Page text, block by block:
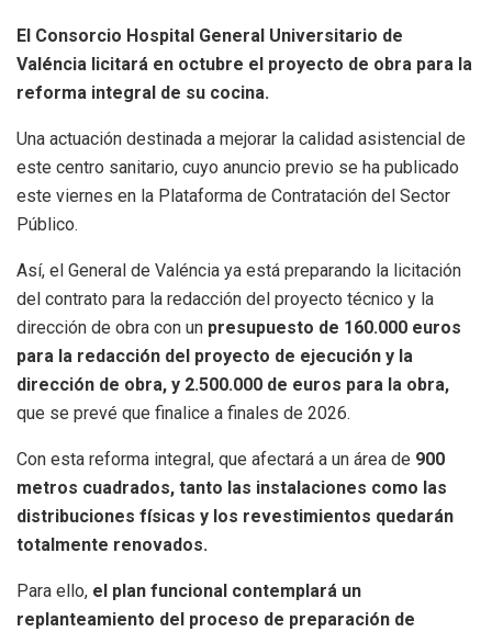
El Consorcio Hospital General Universitario de
Valéncia licitará en octubre el proyecto de obra para la
reforma integral de su cocina.
Una actuación destinada a mejorar la calidad asistencial de
este centro sanitario, cuyo anuncio previo se ha publicado
este viernes en la Plataforma de Contratación del Sector
Público.
Así, el General de Valéncia ya está preparando la licitación
del contrato para la redacción del proyecto técnico y la
dirección de obra con un presupuesto de 160.000 euros
para la redacción del proyecto de ejecución y la
dirección de obra, y 2.500.000 de euros para la obra,
que se prevé que finalice a finales de 2026.
Con esta reforma integral, que afectará a un área de 900
metros cuadrados, tanto las instalaciones como las
distribuciones físicas y los revestimientos quedarán
totalmente renovados.
Para ello, el plan funcional contemplará un
replanteamiento del proceso de preparación de